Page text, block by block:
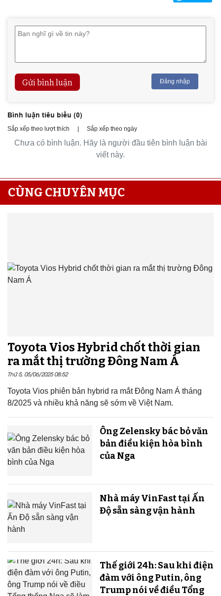
Gửi bình luận Đăng nhập
Bình luận tiêu biểu (0)
Sắp xếp theo lượt thích Sắp xếp theo ngày
Chưa có bình luận. Hãy là người đầu tiên bình luận bài
viết này.
CÙNG CHUYÊN MỤC
Toyota Vios Hybrid chốt thời gian
ra mắt thị trường Đông Nam Á
Thứ 5, 05/06/2025 08:52
Toyota Vios phiên bản hybrid ra mắt Đông Nam Á tháng
8/2025 và nhiều khả năng sẽ sớm về Việt Nam.
Ông Zelensky bác bỏ văn
bản điều kiện hòa bình
của Nga
Nhà máy VinFast tại Ấn
Độ sẵn sàng v​​​​​​​ận hành
Thế giới 24h: Sau khi điện
đàm với ông Putin, ông
Trump nói về điều Tổng